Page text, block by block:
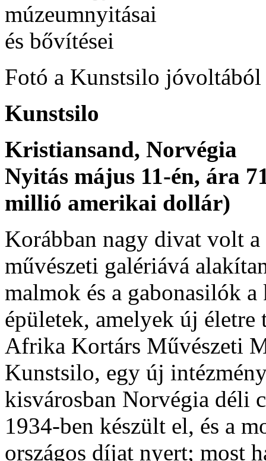
Fotó a Kunstsilo jóvoltából
Kunstsilo
Kristiansand, Norvégia
Nyitás május 11-én, ára
millió amerikai dollár)
Korábban nagy divat volt
művészeti galériává
malmok és a gabonasilók
épületek, amelyek új
Afrika Kortárs Művészeti
Kunstsilo, egy új
kisvárosban Norvégia déli
1934-ben készült el, és a
országos díjat nyert; most